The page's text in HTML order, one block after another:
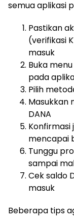
semua aplikasi
Pastikan
(verifikasi
masuk
Buka
pada
Pilih
Masukkan
DANA
mencapai
Tunggu
sampai
Cek saldo
masuk
Beberapa tips